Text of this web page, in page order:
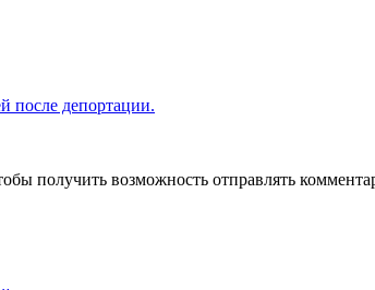
после депортации.
получить возможность отправлять